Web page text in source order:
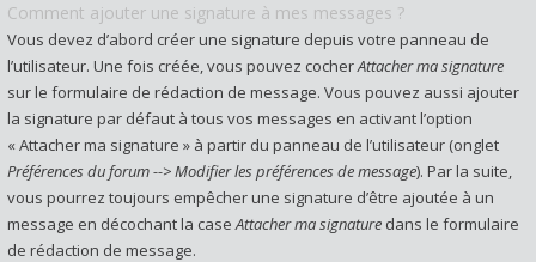
Comment ajouter une signature à mes messages ?
Vous devez d’abord créer une signature depuis votre panneau de
l’utilisateur. Une fois créée, vous pouvez cocherAttacher ma signature
sur le formulaire de rédaction de message. Vous pouvez aussi ajouter
la signature par défaut à tous vos messages en activant l’option
« Attacher ma signature » à partir du panneau de l’utilisateur (onglet
Préférences du forum --> Modifier les préférences de message). Par la suite,
vous pourrez toujours empêcher une signature d’être ajoutée à un
message en décochant la caseAttacher ma signature dans le formulaire
de rédaction de message.